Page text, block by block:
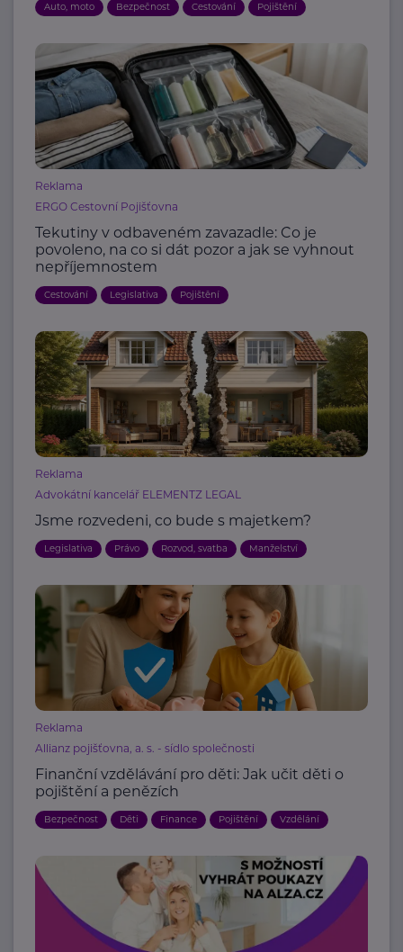
Auto, moto Bezpečnost Cestování Pojištění
Reklama
ERGO Cestovní Pojišťovna
Tekutiny v odbaveném zavazadle: Co je
povoleno, na co si dát pozor a jak se vyhnout
nepříjemnostem
Cestování Legislativa Pojištění
Reklama
Advokátní kancelář ELEMENTZ LEGAL
Jsme rozvedeni, co bude s majetkem?
Legislativa Právo Rozvod, svatba Manželství
Reklama
Allianz pojišťovna, a. s. - sídlo společnosti
Finanční vzdělávání pro děti: Jak učit děti o
pojištění a penězích
Bezpečnost Děti Finance Pojištění Vzdělání